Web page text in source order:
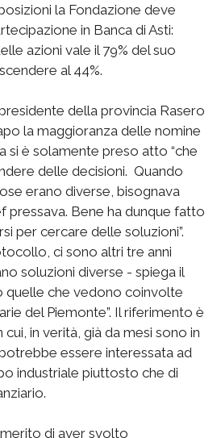
la Fondazione deve
in Banca di Asti:
azioni vale il 79% del suo
al 44%.
della provincia Rasero
la maggioranza delle nomine
si è solamente preso atto “che
delle decisioni. Quando
erano diverse, bisognava
pressava. Bene ha dunque fatto
per cercare delle soluzioni”.
ci sono altri tre anni
soluzioni diverse - spiega il
quelle che vedono coinvolte
del Piemonte”. Il riferimento è
in verità, già da mesi sono in
essere interessata ad
industriale piuttosto che di
di aver svolto